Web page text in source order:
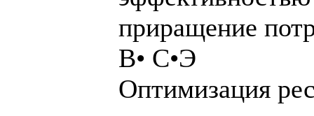
приращение
В• С•Э
Оптимизация